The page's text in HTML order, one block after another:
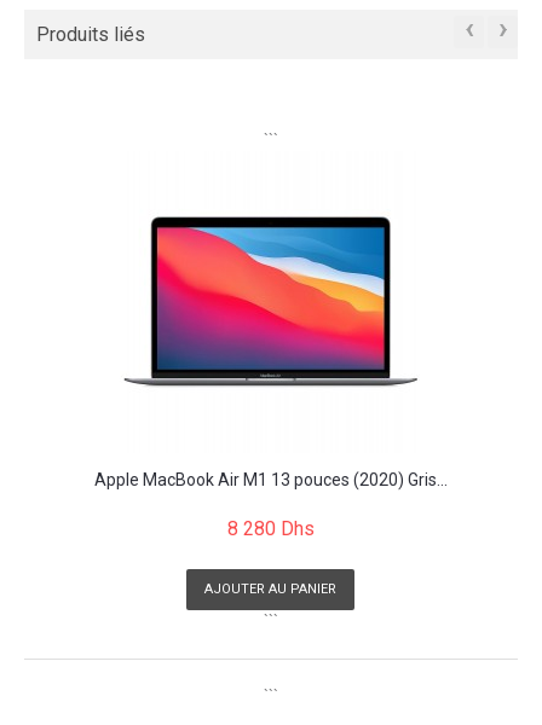
Produits liés ‹ ›
```
Apple MacBook Air M1 13 pouces (2020) Gris...
8 280 Dhs
AJOUTER AU PANIER
```
```